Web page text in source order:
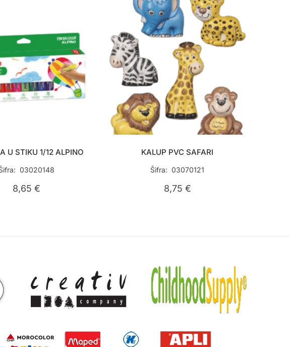
U STIKU 1/12 ALPINO
03020148
8,65 €
KALUP PVC SAFARI
Šifra: 03070121
8,75 €